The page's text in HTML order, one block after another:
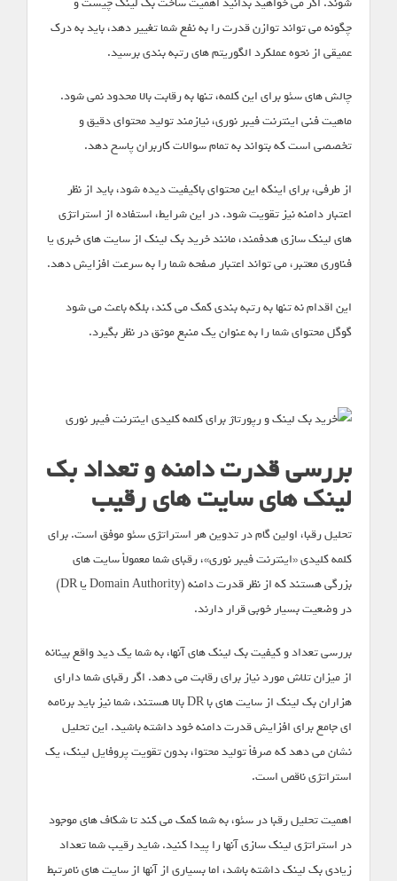
چگونه می تواند توازن قدرت را به نفع شما تغییر دهد، باید به درک
عمیقی از نحوه عملکرد الگوریتم های رتبه بندی برسید.
چالش های سئو برای این کلمه، تنها به رقابت بالا محدود نمی شود.
ماهیت فنی اینترنت فیبر نوری، نیازمند تولید محتوای دقیق و
تخصصی است که بتواند به تمام سوالات کاربران پاسخ دهد.
از طرفی، برای اینکه این محتوای باکیفیت دیده شود، باید از نظر
اعتبار دامنه نیز تقویت شود. در این شرایط، استفاده از استراتژی
های لینک سازی هدفمند، مانند خرید بک لینک از سایت های خبری یا
فناوری معتبر، می تواند اعتبار صفحه شما را به سرعت افزایش دهد.
این اقدام نه تنها به رتبه بندی کمک می کند، بلکه باعث می شود
گوگل محتوای شما را به عنوان یک منبع موثق در نظر بگیرد.
بررسی قدرت دامنه و تعداد بک
لینک های سایت های رقیب
تحلیل رقبا، اولین گام در تدوین هر استراتژی سئو موفق است. برای
کلمه کلیدی «اینترنت فیبر نوری»، رقبای شما معمولاً سایت های
بزرگی هستند که از نظر قدرت دامنه (Domain Authority یا DR)
در وضعیت بسیار خوبی قرار دارند.
بررسی تعداد و کیفیت بک لینک های آنها، به شما یک دید واقع بینانه
از میزان تلاش مورد نیاز برای رقابت می دهد. اگر رقبای شما دارای
هزاران بک لینک از سایت های با DR بالا هستند، شما نیز باید برنامه
ای جامع برای افزایش قدرت دامنه خود داشته باشید. این تحلیل
نشان می دهد که صرفاً تولید محتوا، بدون تقویت پروفایل لینک، یک
استراتژی ناقص است.
اهمیت تحلیل رقبا در سئو، به شما کمک می کند تا شکاف های موجود
در استراتژی لینک سازی آنها را پیدا کنید. شاید رقیب شما تعداد
زیادی بک لینک داشته باشد، اما بسیاری از آنها از سایت های نامرتبط